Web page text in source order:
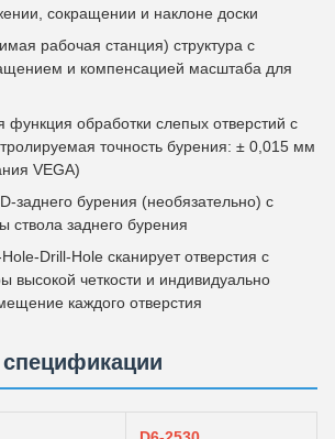
сокращении и наклоне доски
рабочая станция) структура с
и компенсацией масштаба для
функция обработки слепых отверстий с
точность бурения: ± 0,015 мм
VEGA)
заднего бурения (необязательно) с
ствола заднего бурения
Drill-Hole сканирует отверстия с
четкости и индивидуально
каждого отверстия
спецификации